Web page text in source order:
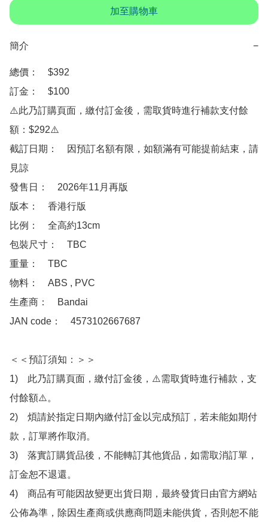
加至購物車
簡介 −
總價：　$392
訂金：　$100
⚠️此乃訂購頁面，繳付訂金後，需取貨時進行補款支付餘
額：$292⚠️
截訂日期：　因預訂名額有限，如額滿有可能提前結束，請
見諒
發售日：　2026年11月再版
版本：　香港行版
比例：　全高約13cm
包裝尺寸：　TBC
重量：　TBC
物料：　ABS , PVC
生產商：　Bandai
JAN code：　4573102667687
＜＜預訂須知：＞＞
1)　此乃訂購頁面，繳付訂金後，⚠️需取貨時進行補款，支
付餘額⚠️。
2)　煩請於指定日期內繳付訂金以完成預訂，若未能如期付
款，訂單將作取消。
3)　落實訂購貨品後，不能轉訂其他貨品，如需取消訂單，
訂金恕不退還。
4)　商品有可能因故變更出貨日期，最終發貨日由官方網站
公佈為準，除因生產商或供應商問題未能供貨，否則恕不能